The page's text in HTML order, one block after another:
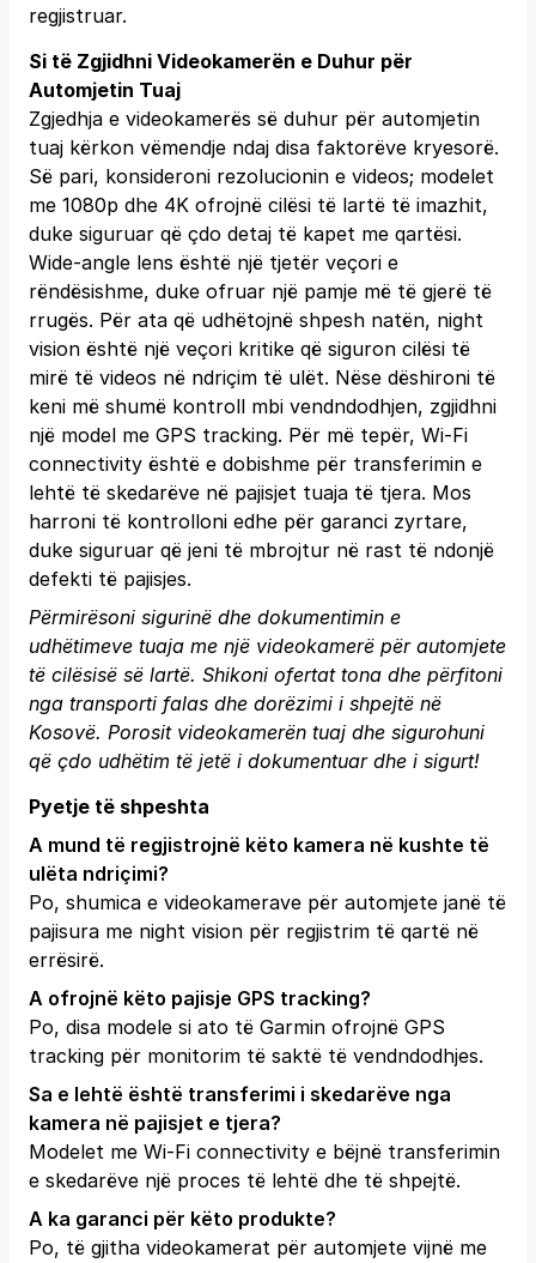
regjistruar.
Si të Zgjidhni Videokamerën e Duhur për
Automjetin Tuaj
Zgjedhja e videokamerës së duhur për automjetin
tuaj kërkon vëmendje ndaj disa faktorëve kryesorë.
Së pari, konsideroni rezolucionin e videos; modelet
me 1080p dhe 4K ofrojnë cilësi të lartë të imazhit,
duke siguruar që çdo detaj të kapet me qartësi.
Wide-angle lens është një tjetër veçori e
rëndësishme, duke ofruar një pamje më të gjerë të
rrugës. Për ata që udhëtojnë shpesh natën, night
vision është një veçori kritike që siguron cilësi të
mirë të videos në ndriçim të ulët. Nëse dëshironi të
keni më shumë kontroll mbi vendndodhjen, zgjidhni
një model me GPS tracking. Për më tepër, Wi-Fi
connectivity është e dobishme për transferimin e
lehtë të skedarëve në pajisjet tuaja të tjera. Mos
harroni të kontrolloni edhe për garanci zyrtare,
duke siguruar që jeni të mbrojtur në rast të ndonjë
defekti të pajisjes.
Përmirësoni sigurinë dhe dokumentimin e
udhëtimeve tuaja me një videokamerë për automjete
të cilësisë së lartë. Shikoni ofertat tona dhe përfitoni
nga transporti falas dhe dorëzimi i shpejtë në
Kosovë. Porosit videokamerën tuaj dhe sigurohuni
që çdo udhëtim të jetë i dokumentuar dhe i sigurt!
Pyetje të shpeshta
A mund të regjistrojnë këto kamera në kushte të
ulëta ndriçimi?
Po, shumica e videokamerave për automjete janë të
pajisura me night vision për regjistrim të qartë në
errësirë.
A ofrojnë këto pajisje GPS tracking?
Po, disa modele si ato të Garmin ofrojnë GPS
tracking për monitorim të saktë të vendndodhjes.
Sa e lehtë është transferimi i skedarëve nga
kamera në pajisjet e tjera?
Modelet me Wi-Fi connectivity e bëjnë transferimin
e skedarëve një proces të lehtë dhe të shpejtë.
A ka garanci për këto produkte?
Po, të gjitha videokamerat për automjete vijnë me